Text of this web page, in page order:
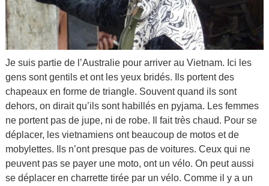
Je suis partie de l’Australie pour arriver au Vietnam. Ici les
gens sont gentils et ont les yeux bridés. Ils portent des
chapeaux en forme de triangle. Souvent quand ils sont
dehors, on dirait qu’ils sont habillés en pyjama. Les femmes
ne portent pas de jupe, ni de robe. Il fait très chaud. Pour se
déplacer, les vietnamiens ont beaucoup de motos et de
mobylettes. Ils n’ont presque pas de voitures. Ceux qui ne
peuvent pas se payer une moto, ont un vélo. On peut aussi
se déplacer en charrette tirée par un vélo. Comme il y a un